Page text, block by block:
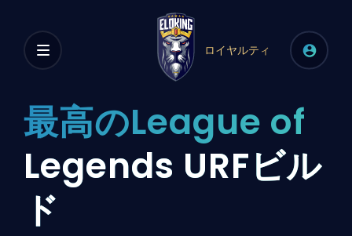
ロイヤルティ
最高のLeague of
Legends URFビル
ド